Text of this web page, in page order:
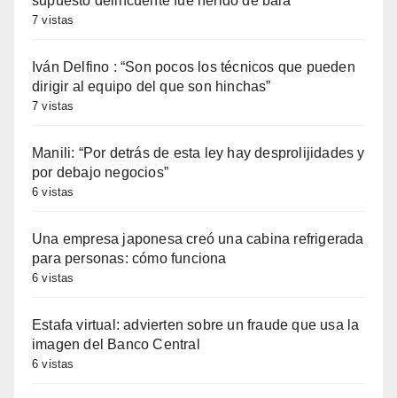
7 vistas
Iván Delfino : “Son pocos los técnicos que pueden
dirigir al equipo del que son hinchas”
7 vistas
Manili: “Por detrás de esta ley hay desprolijidades y
por debajo negocios”
6 vistas
Una empresa japonesa creó una cabina refrigerada
para personas: cómo funciona
6 vistas
Estafa virtual: advierten sobre un fraude que usa la
imagen del Banco Central
6 vistas